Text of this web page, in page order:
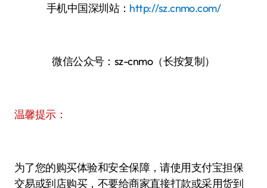
手机中国深圳站： http://sz.cnmo.com/
微信公众号：sz-cnmo（长按复制）
温馨提示：
为了您的购买体验和安全保障，请使用支付宝担保
交易或到店购买，不要给商家直接打款或采用货到